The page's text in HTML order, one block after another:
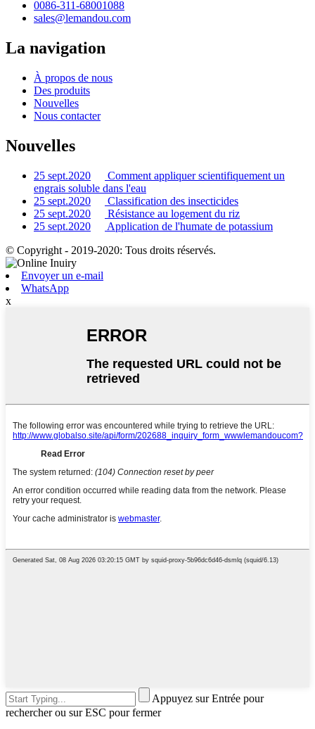
0086-311-68001088
sales@lemandou.com
La navigation
À propos de nous
Des produits
Nouvelles
Nous contacter
Nouvelles
25 sept.2020
Comment appliquer scientifiquement un
engrais soluble dans l'eau
25 sept.2020
Classification des insecticides
25 sept.2020
Résistance au logement du riz
25 sept.2020
Application de l'humate de potassium
© Copyright - 2019-2020: Tous droits réservés.
Envoyer un e-mail
WhatsApp
x
Appuyez sur Entrée pour
rechercher ou sur ESC pour fermer